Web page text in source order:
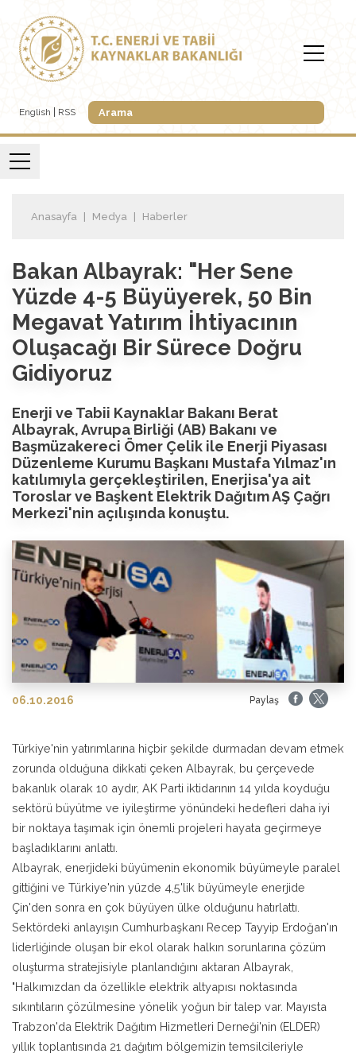
English RSS
Anasayfa Medya Haberler
Bakan Albayrak: "Her Sene
Yüzde 4-5 Büyüyerek, 50 Bin
Megavat Yatırım İhtiyacının
Oluşacağı Bir Sürece Doğru
Gidiyoruz
Enerji ve Tabii Kaynaklar Bakanı Berat
Albayrak, Avrupa Birliği (AB) Bakanı ve
Başmüzakereci Ömer Çelik ile Enerji Piyasası
Düzenleme Kurumu Başkanı Mustafa Yılmaz'ın
katılımıyla gerçekleştirilen, Enerjisa'ya ait
Toroslar ve Başkent Elektrik Dağıtım AŞ Çağrı
Merkezi'nin açılışında konuştu.
06.10.2016 Paylaş
Türkiye'nin yatırımlarına hiçbir şekilde durmadan devam etmek
zorunda olduğuna dikkati çeken Albayrak, bu çerçevede
bakanlık olarak 10 aydır, AK Parti iktidarının 14 yılda koyduğu
sektörü büyütme ve iyileştirme yönündeki hedefleri daha iyi
bir noktaya taşımak için önemli projeleri hayata geçirmeye
başladıklarını anlattı.
Albayrak, enerjideki büyümenin ekonomik büyümeyle paralel
gittiğini ve Türkiye'nin yüzde 4,5'lik büyümeyle enerjide
Çin'den sonra en çok büyüyen ülke olduğunu hatırlattı.
Sektördeki anlayışın Cumhurbaşkanı Recep Tayyip Erdoğan'ın
liderliğinde oluşan bir ekol olarak halkın sorunlarına çözüm
oluşturma stratejisiyle planlandığını aktaran Albayrak,
"Halkımızdan da özellikle elektrik altyapısı noktasında
sıkıntıların çözülmesine yönelik yoğun bir talep var. Mayısta
Trabzon'da Elektrik Dağıtım Hizmetleri Derneği'nin (ELDER)
yıllık toplantısında 21 dağıtım bölgemizin temsilcileriyle